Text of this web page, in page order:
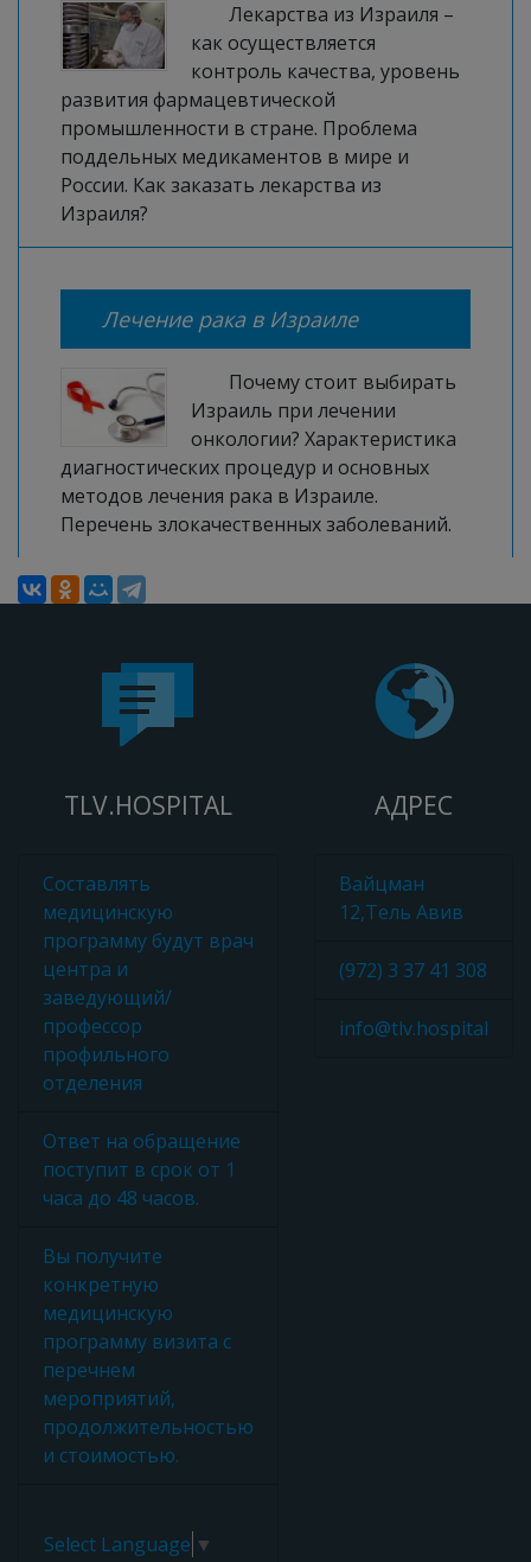
Лекарства из Израиля –
как осуществляется
контроль качества, уровень
развития фармацевтической
промышленности в стране. Проблема
поддельных медикаментов в мире и
России. Как заказать лекарства из
Израиля?
Лечение рака в Израиле
Почему стоит выбирать
Израиль при лечении
онкологии? Характеристика
диагностических процедур и основных
методов лечения рака в Израиле.
Перечень злокачественных заболеваний.
TLV.HOSPITAL
Составлять
медицинскую
программу будут врач
центра и
заведующий/
профессор
профильного
отделения
Ответ на обращение
поступит в срок от 1
часа до 48 часов.
Вы получите
конкретную
медицинскую
программу визита с
перечнем
мероприятий,
продолжительностью
и стоимостью.
Select Language ▼
АДРЕС
Вайцман
12,Тель Авив
(972) 3 37 41 308
info@tlv.hospital